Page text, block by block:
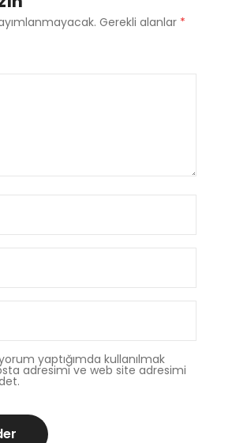
Gerekli alanlar *
yaptığımda kullanılmak
adresimi ve web site adresimi